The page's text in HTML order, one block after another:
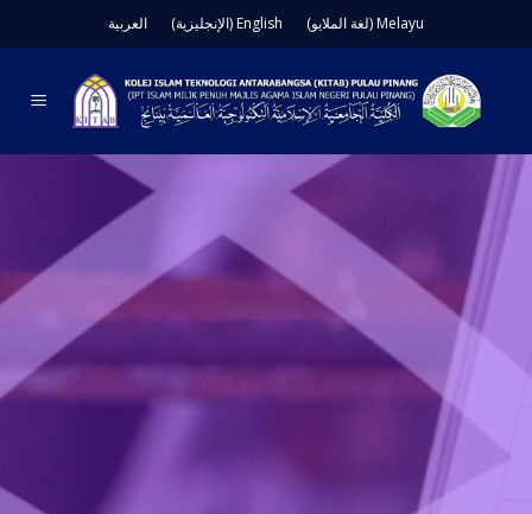
to
content
Melayu
(لغة الملايو)
English
(الإنجليزية) العربية